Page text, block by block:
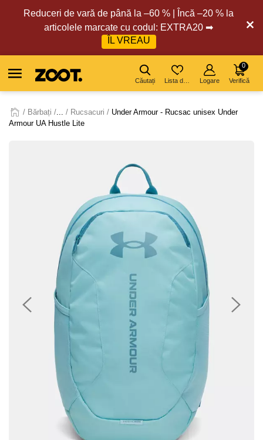
Reduceri de vară de până la –60 % | Încă –20 % la
articolele marcate cu codul: EXTRA20 ➡
ÎL VREAU
Căutați Logare Verifică
0
Bărbați ... Rucsacuri
Under Armour - Rucsac unisex Under
Armour UA Hustle Lite